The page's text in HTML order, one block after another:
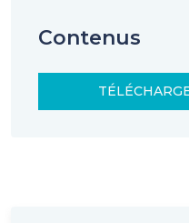
Contenus